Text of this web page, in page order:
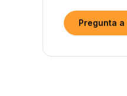
Pregunta a